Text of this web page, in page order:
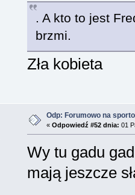
. A kto to jest
brzmi.
Zła kobieta
Odp: Forumowo na
« Odpowiedź #52 dnia: 01
Wy tu gadu
mają jeszcze